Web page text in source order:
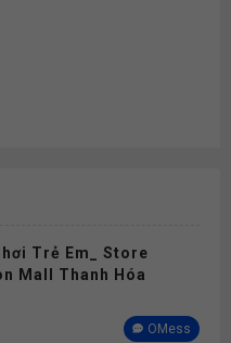
Trẻ Em_ Store
Mall Thanh Hóa
OMess